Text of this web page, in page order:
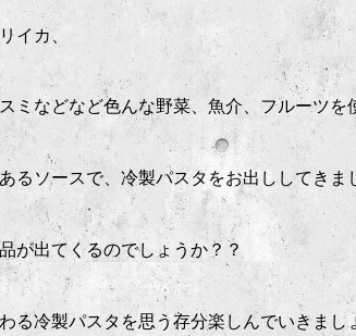
イカ、
ミなどなど色んな野菜、魚介、フルーツを
るソースで、冷製パスタをお出ししてきま
が出てくるのでしょうか？？
る冷製パスタを思う存分楽しんでいきまし